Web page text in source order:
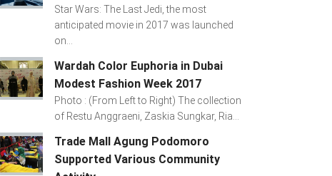
Star Wars: The Last Jedi, the most
anticipated movie in 2017 was launched
on...
Wardah Color Euphoria in Dubai
Modest Fashion Week 2017
Photo : (From Left to Right) The collection
of Restu Anggraeni, Zaskia Sungkar, Ria...
Trade Mall Agung Podomoro
Supported Various Community